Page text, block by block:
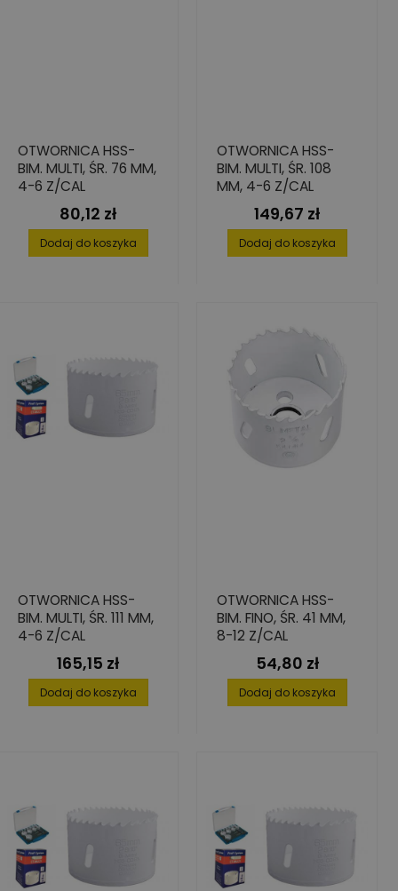
OTWORNICA HSS-
BIM. MULTI, ŚR. 76 MM,
4-6 Z/CAL
Cena
80,12 zł
Dodaj do koszyka
OTWORNICA HSS-
BIM. MULTI, ŚR. 108
MM, 4-6 Z/CAL
Cena
149,67 zł
Dodaj do koszyka
OTWORNICA HSS-
BIM. MULTI, ŚR. 111 MM,
4-6 Z/CAL
Cena
165,15 zł
Dodaj do koszyka
OTWORNICA HSS-
BIM. FINO, ŚR. 41 MM,
8-12 Z/CAL
Cena
54,80 zł
Dodaj do koszyka